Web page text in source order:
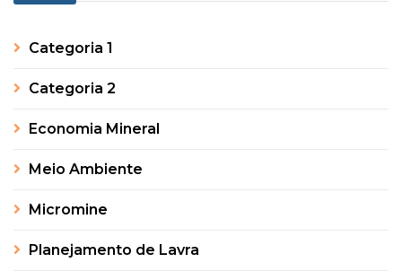
Categoria 1
Categoria 2
Economia Mineral
Meio Ambiente
Micromine
Planejamento de Lavra